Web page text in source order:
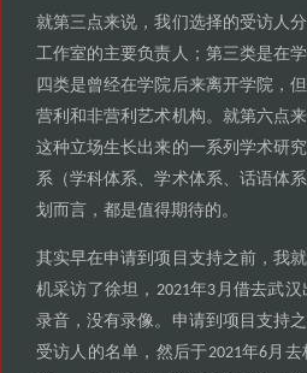
就第三点来说 ，我们选择的受访人
工作室的主要负责人 ； 第三类是在
四类是曾经在学院后来离开学院 ，
营利和非营利艺术机构。 就第六点
这种立场生长出来的一系列学术研
系（学科体系 、学术体系、 话语体系
划而言 ， 都是值得期待的。
其实早在申请到项目支持之前 ，我
机采访了徐坦 ，2021年3 月借去武汉
录音，没有录像。 申请到项目支持
受访人的名单 ， 然后于2021年6月去